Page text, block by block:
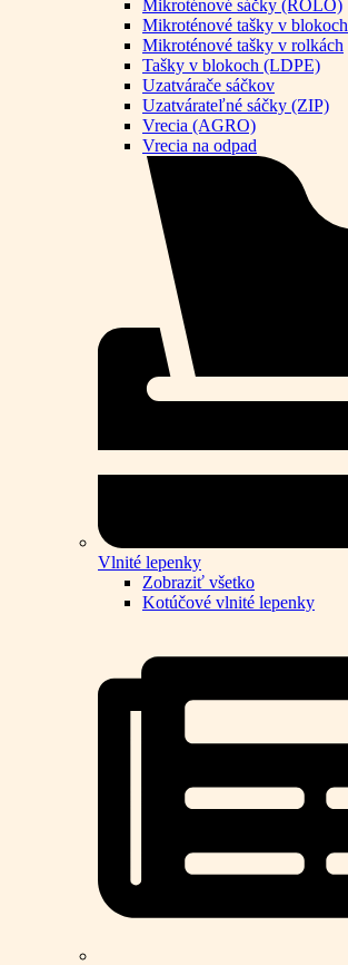
Mikroténové sáčky (ROLO)
Mikroténové tašky v blokoch
Mikroténové tašky v rolkách
Tašky v blokoch (LDPE)
Uzatvárače sáčkov
Uzatvárateľné sáčky (ZIP)
Vrecia (AGRO)
Vrecia na odpad
Vlnité lepenky
Zobraziť všetko
Kotúčové vlnité lepenky